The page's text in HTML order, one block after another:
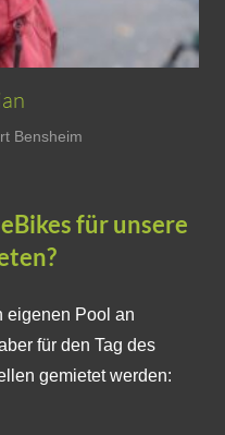
Bensheim
für unsere
eigenen Pool an
für den Tag des
gemietet werden: